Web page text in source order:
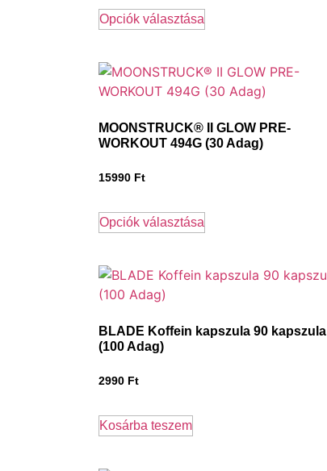
Opciók választása
MOONSTRUCK® II GLOW PRE-
WORKOUT 494G (30 Adag)
15990 Ft
Opciók választása
BLADE Koffein kapszula 90 kapszula
(100 Adag)
2990 Ft
Kosárba teszem